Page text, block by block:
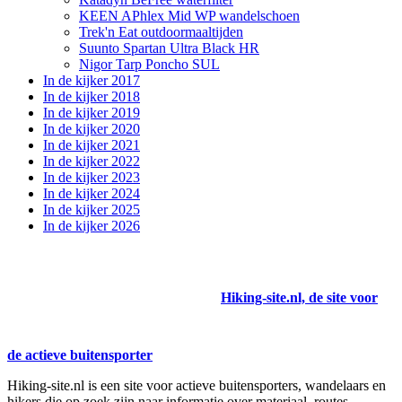
KEEN APhlex Mid WP wandelschoen
Trek'n Eat outdoormaaltijden
Suunto Spartan Ultra Black HR
Nigor Tarp Poncho SUL
In de kijker 2017
In de kijker 2018
In de kijker 2019
In de kijker 2020
In de kijker 2021
In de kijker 2022
In de kijker 2023
In de kijker 2024
In de kijker 2025
In de kijker 2026
Hiking-site.nl, de site voor
de actieve buitensporter
Hiking-site.nl is een site voor actieve buitensporters, wandelaars en